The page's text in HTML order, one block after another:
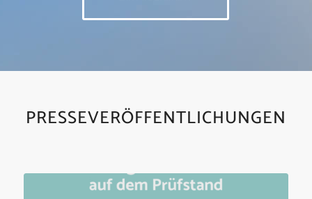
PRESSEVERÖFFENTLICHUNGEN